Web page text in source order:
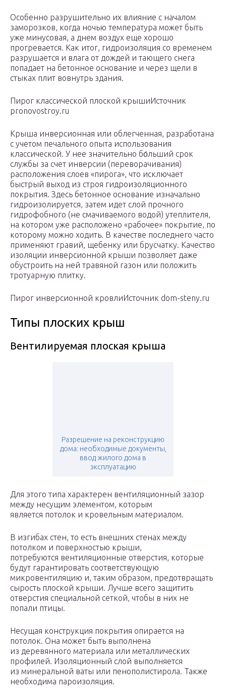
Особенно разрушительно их влияние с началом
заморозков, когда ночью температура может быть
уже минусовая, а днем воздух еще хорошо
прогревается. Как итог, гидроизоляция со временем
разрушается и влага от дождей и тающего снега
попадает на бетонное основание и через щели в
стыках плит вовнутрь здания.
Пирог классической плоской крышиИсточник
pronovostroy.ru
Крыша инверсионная или облегченная, разработана
с учетом печального опыта использования
классической. У нее значительно бо́льший срок
службы за счет инверсии (переворачивания)
расположения слоев «пирога», что исключает
быстрый выход из строя гидроизоляционного
покрытия. Здесь бетонное основание изначально
гидроизолируется, затем идет слой прочного
гидрофобного (не смачиваемого водой) утеплителя,
на котором уже расположено «рабочее» покрытие, по
которому можно ходить. В качестве последнего часто
применяют гравий, щебенку или брусчатку. Качество
изоляции инверсионной крыши позволяет даже
обустроить на ней травяной газон или положить
тротуарную плитку.
Пирог инверсионной кровлиИсточник dom-steny.ru
Типы плоских крыш
Вентилируемая плоская крыша
Разрешение на реконструкцию
дома: необходимые документы,
ввод жилого дома в
эксплуатацию
Для этого типа характерен вентиляционный зазор
между несущим элементом, которым
является потолок и кровельным материалом.
В изгибах стен, то есть внешних стенах между
потолком и поверхностью крыши,
потребуются вентиляционные отверстия, которые
будут гарантировать соответствующую
микровентиляцию и, таким образом, предотвращать
сырость плоской крыши. Лучше всего защитить
отверстия специальной сеткой, чтобы в них не
попали птицы.
Несущая конструкция покрытия опирается на
потолок. Она может быть выполнена
из деревянного материала или металлических
профилей. Изоляционный слой выполняется
из минеральной ваты или пенополистирола. Также
необходима пароизоляция.